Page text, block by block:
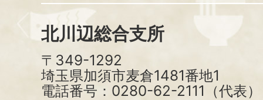
北川辺総合支所
〒349-1292
埼玉県加須市麦倉1481番地1
電話番号：0280-62-2111（代表）